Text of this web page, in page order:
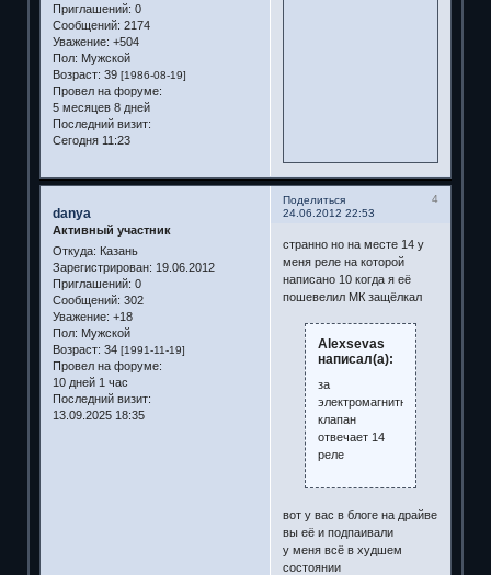
Приглашений: 0
Сообщений: 2174
Уважение: +504
Пол: Мужской
Возраст: 39 [1986-08-19]
Провел на форуме:
5 месяцев 8 дней
Последний визит:
Сегодня 11:23
Поделиться
4
24.06.2012 22:53
danya
Активный участник
Откуда: Казань
Зарегистрирован: 19.06.2012
Приглашений: 0
Сообщений: 302
Уважение: +18
Пол: Мужской
Возраст: 34 [1991-11-19]
Провел на форуме:
10 дней 1 час
Последний визит:
13.09.2025 18:35
странно но на месте 14 у
меня реле на которой
написано 10 когда я её
пошевелил МК защёлкал
Alexsevas
написал(а):
за
электромагнитный
клапан
отвечает 14
реле
вот у вас в блоге на драйве
вы её и подпаивали
у меня всё в худшем
состоянии